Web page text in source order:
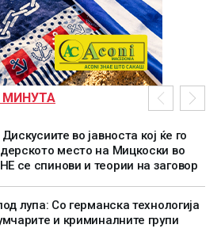
во јавноста кој ќе го
место на Мицкоски во
се спинови и теории на заговор
лупа: Со германска технологија
и криминалните групи